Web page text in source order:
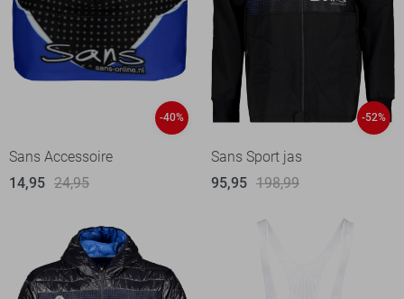
-40%
Sans Accessoire
14,95 24,95
-52%
Sans Sport jas
95,95 198,99